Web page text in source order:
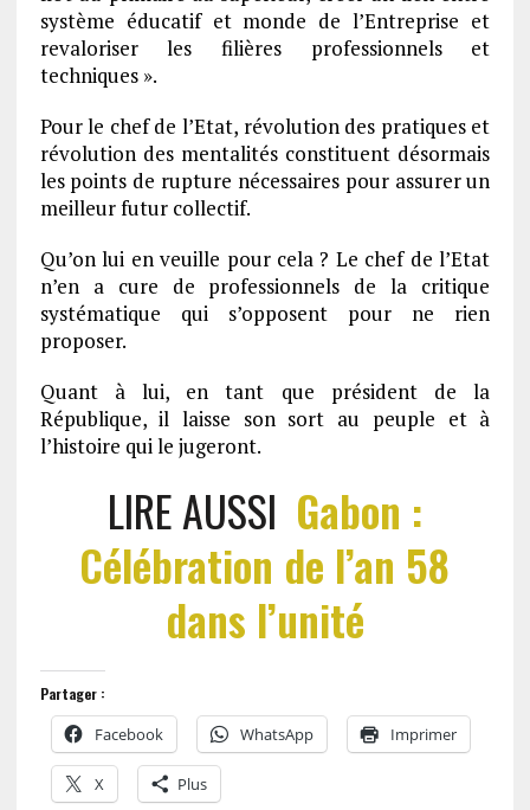
système éducatif et monde de l’Entreprise et
revaloriser les filières professionnels et
techniques ».
Pour le chef de l’Etat, révolution des pratiques et
révolution des mentalités constituent désormais
les points de rupture nécessaires pour assurer un
meilleur futur collectif.
Qu’on lui en veuille pour cela ? Le chef de l’Etat
n’en a cure de professionnels de la critique
systématique qui s’opposent pour ne rien
proposer.
Quant à lui, en tant que président de la
République, il laisse son sort au peuple et à
l’histoire qui le jugeront.
LIRE AUSSI Gabon :
Célébration de l’an 58
dans l’unité
Partager :
Facebook WhatsApp Imprimer
X Plus